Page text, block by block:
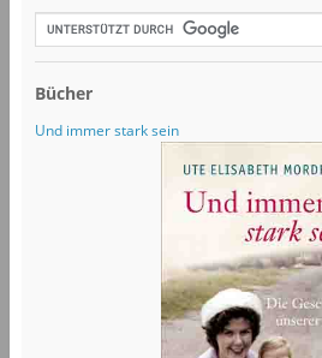
Bücher
Und immer stark sein